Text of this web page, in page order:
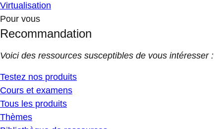
Virtualisation
Pour vous
Recommandation
Voici des ressources susceptibles de vous intéresser :
Testez nos produits
Cours et examens
Tous les produits
Thèmes